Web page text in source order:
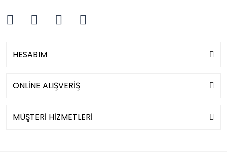
HESABIM
ONLİNE ALIŞVERİŞ
MÜŞTERİ HİZMETLERİ